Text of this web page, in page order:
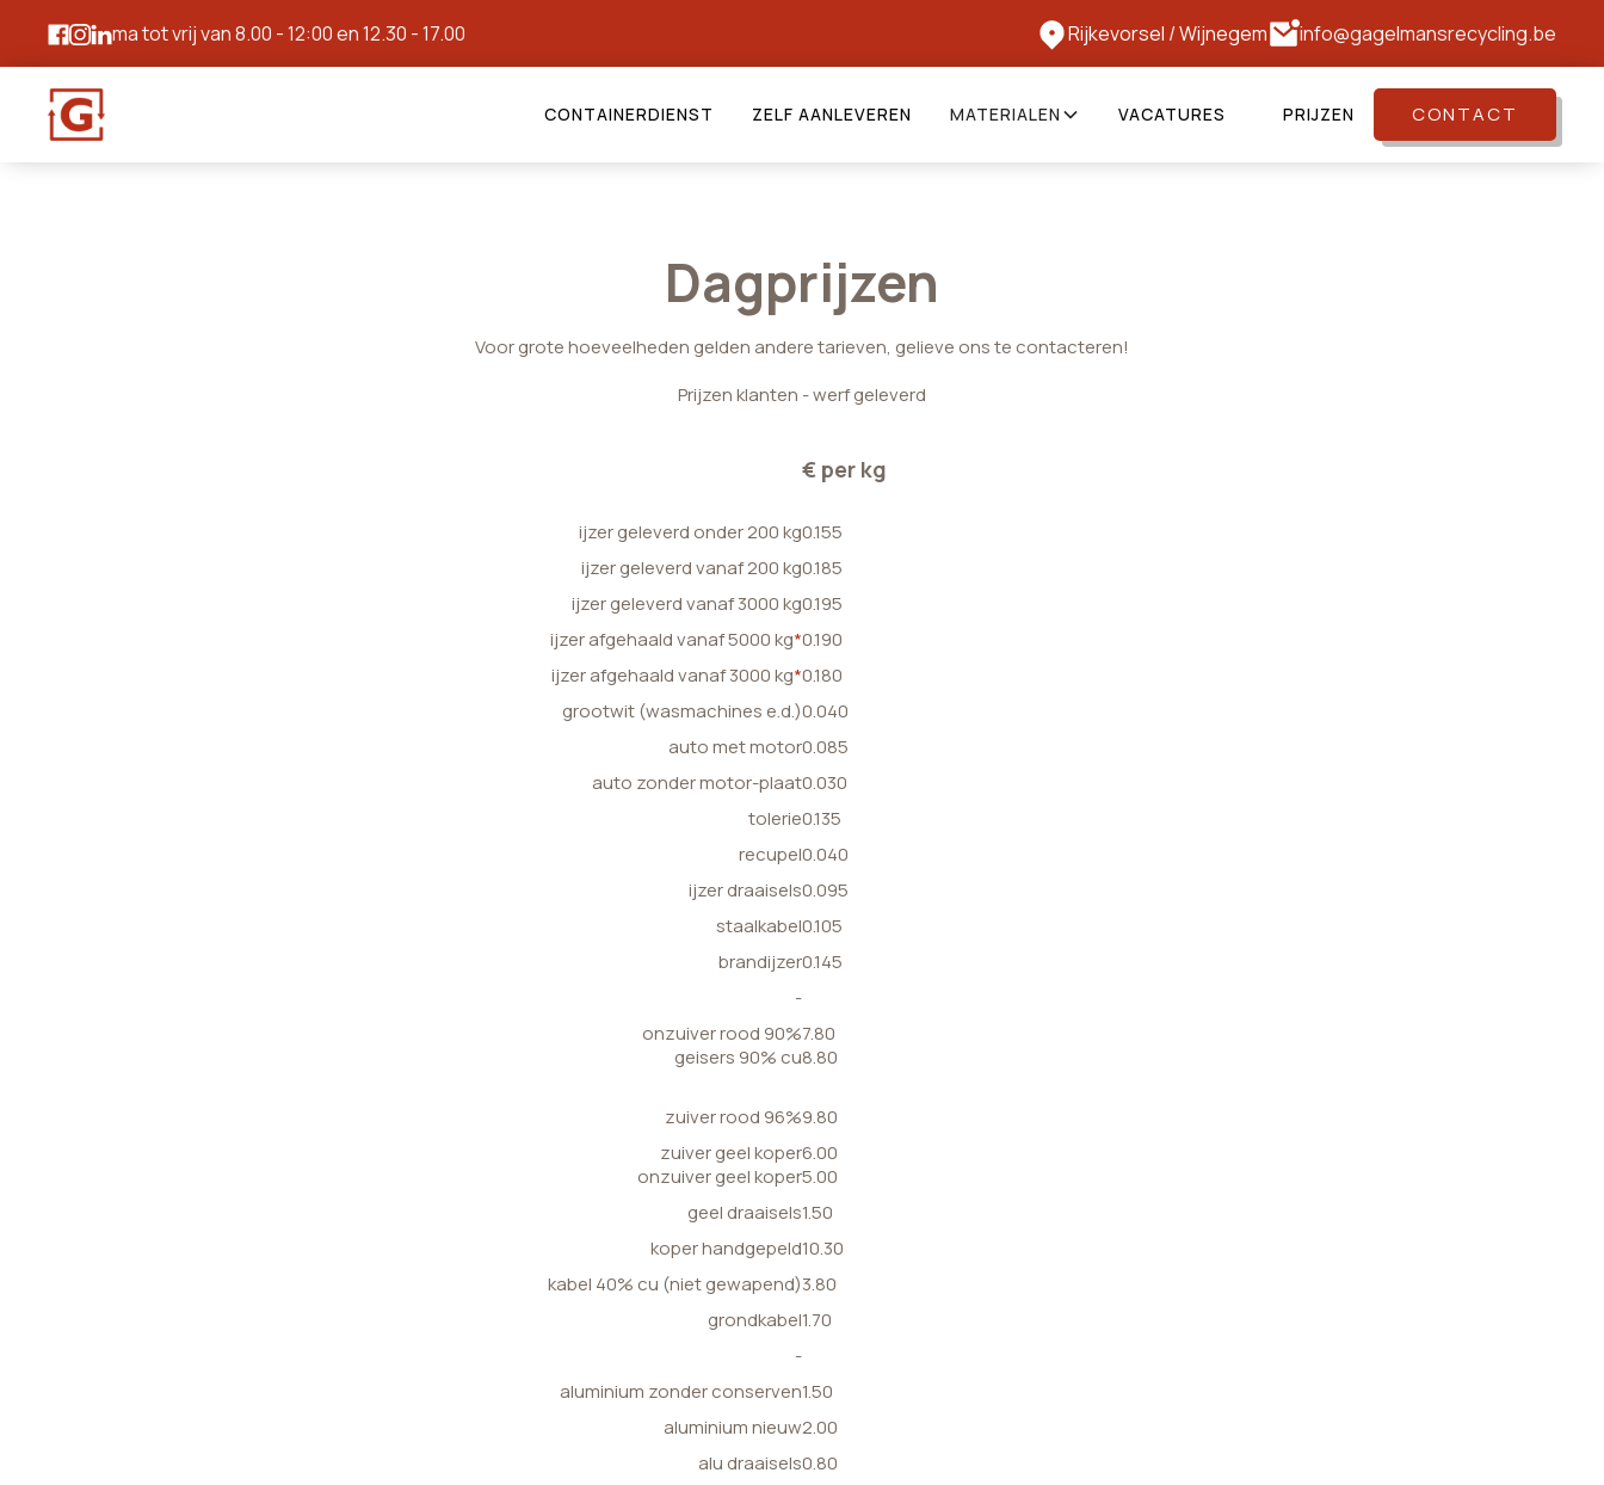
ma tot vrij van 8.00 - 12:00 en 12.30 - 17.00 Rijkevorsel /Wijnegem info@gagelmansrecycling.be
CONTAINERDIENST ZELF AANLEVEREN MATERIALEN VACATURES PRIJZEN CONTACT
Dagprijzen
Voor grote hoeveelheden gelden andere tarieven, gelieve ons te contacteren!
Prijzen klanten - werf geleverd
€ per kg
ijzer geleverd onder 200 kg0.155
ijzer geleverd vanaf 200 kg0.185
ijzer geleverd vanaf 3000 kg0.195
ijzer afgehaald vanaf 5000 kg*0.190
ijzer afgehaald vanaf 3000 kg*0.180
grootwit (wasmachines e.d.)0.040
auto met motor0.085
auto zonder motor-plaat0.030
tolerie0.135
recupel0.040
ijzer draaisels0.095
staalkabel0.105
brandijzer0.145
-
onzuiver rood 90%
geisers 90% cu
7.80
8.80
zuiver rood 96%9.80
zuiver geel koper
onzuiver geel koper
6.00
5.00
geel draaisels1.50
koper handgepeld10.30
kabel 40% cu (niet gewapend)3.80
grondkabel1.70
-
aluminium zonder conserven1.50
aluminium nieuw2.00
alu draaisels0.80